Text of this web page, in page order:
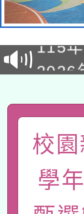
轉知
業技
用水
桃園
2026
關事
轉知
國立
年度
業成
函轉
原住
族教
新北
函轉
校
學